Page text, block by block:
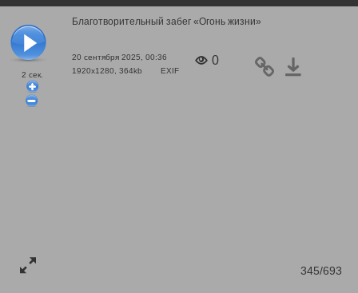
2 сек.
Благотворительный забег «Огонь жизни»
20 сентября 2025, 00:36
1920x1280, 364kb
EXIF
0
345/693